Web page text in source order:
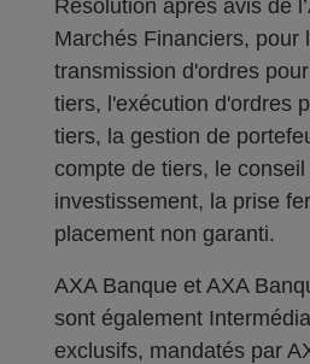
Résolution après avis de
Marchés Financiers, pour
transmission d'ordres
tiers, l'exécution d'ordres
tiers, la gestion de
compte de tiers, le conseil
investissement, la prise
placement non garanti.
AXA Banque et AXA
sont également
exclusifs, mandatés par